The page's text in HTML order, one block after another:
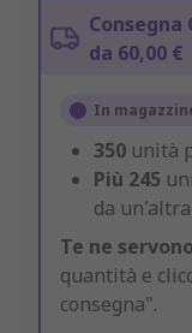
da 60,00 €
In
350 unità
Più 245
da
Te ne
quantità e
consegna".